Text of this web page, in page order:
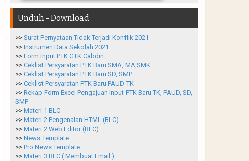
Unduh - Download
>> Surat Pernyataan Tidak Terjadi Konflik 2021
>> Instrumen Data Sekolah 2021
>> Form Input PTK GTK Cabdin
>> Ceklist Persyaratan PTK Baru SMA, MA,SMK
>> Ceklist Persyaratan PTK Baru SD, SMP
>> Ceklist Persyaratan PTK Baru PAUD TK
>> Rekap Form Excel Pengajuan Input PTK Baru TK, PAUD, SD,
SMP
>> Materi 1 BLC
>> Materi 2 Pengenalan HTML (BLC)
>> Materi 2 Web Editor (BLC)
>> News Template
>> Pro News Template
>> Materi 3 BLC ( Membuat Email )